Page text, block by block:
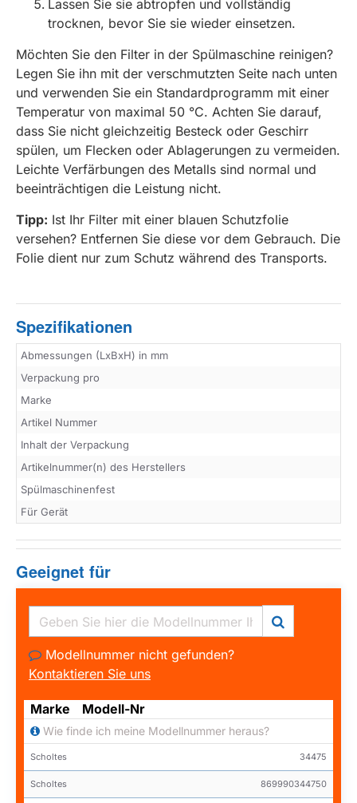
Lassen Sie sie abtropfen und vollständig
trocknen, bevor Sie sie wieder einsetzen.
Möchten Sie den Filter in der Spülmaschine reinigen?
Legen Sie ihn mit der verschmutzten Seite nach unten
und verwenden Sie ein Standardprogramm mit einer
Temperatur von maximal 50 °C. Achten Sie darauf,
dass Sie nicht gleichzeitig Besteck oder Geschirr
spülen, um Flecken oder Ablagerungen zu vermeiden.
Leichte Verfärbungen des Metalls sind normal und
beeinträchtigen die Leistung nicht.
Tipp: Ist Ihr Filter mit einer blauen Schutzfolie
versehen? Entfernen Sie diese vor dem Gebrauch. Die
Folie dient nur zum Schutz während des Transports.
Spezifikationen
Abmessungen (LxBxH) in mm
Verpackung pro
Marke
Artikel Nummer
Inhalt der Verpackung
Artikelnummer(n) des Herstellers
Spülmaschinenfest
Für Gerät
Geeignet für
Modellnummer nicht gefunden?
Kontaktieren Sie uns
Marke Modell-Nr
Wie finde ich meine Modellnummer heraus?
Scholtes 34475
Scholtes 869990344750